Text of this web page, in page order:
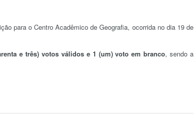
para o Centro Acadêmico de Geografia, ocorrida no dia 19 de
e três) votos válidos e 1 (um) voto em branco, sendo a